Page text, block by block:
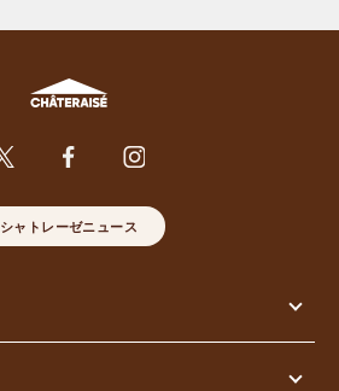
シャトレーゼニュース